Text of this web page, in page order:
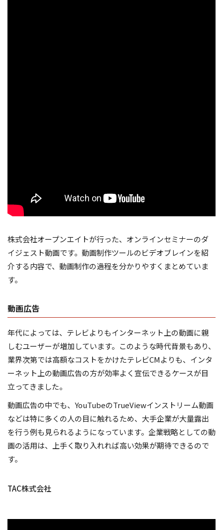
株式会社オープンエイトが行った、オンラインセミナーのダ
イジェスト動画です。動画制作ツールのビデオブレインを紹
介する内容で、動画制作の過程を分かりやすくまとめていま
す。
動画広告
年代によっては、テレビよりもインターネット上の動画に親
しむユーザーが増加しています。このような時代背景もあり、
業界次第では高額なコストをかけたテレビCMよりも、インタ
ーネット上の動画広告の方が効率よく宣伝できるケースが目
立ってきました。
動画広告の中でも、YouTubeのTrueViewインストリーム動画
などは特に多くの人の目に触れるため、大手企業が大量露出
を行う例も見られるようになっています。企業戦略としての動
画の活用は、上手く取り入れれば高い効果が期待できるので
す。
TAC株式会社